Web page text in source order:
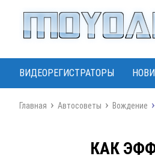
ВИДЕОРЕГИСТРАТОРЫ
Главная Автосоветы Вождение
КАК